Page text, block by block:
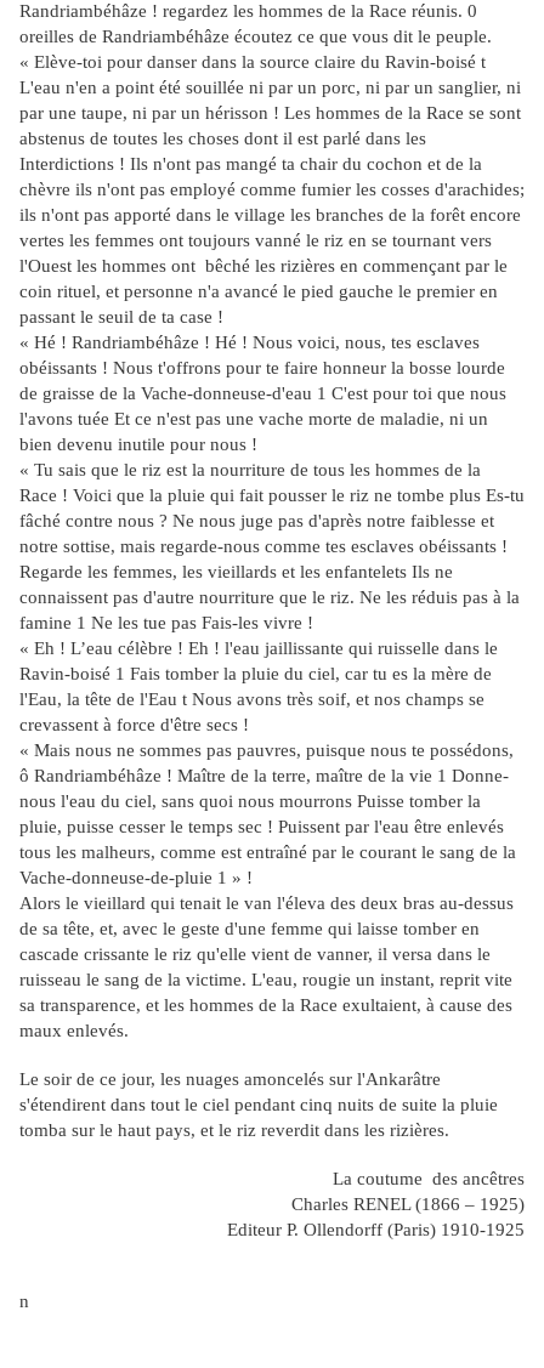
Randriambéhâze ! regardez les hommes de la Race réunis. 0
oreilles de Randriambéhâze écoutez ce que vous dit le peuple.
« Elève-toi pour danser dans la source claire du Ravin-boisé t
L'eau n'en a point été souillée ni par un porc, ni par un sanglier, ni
par une taupe, ni par un hérisson ! Les hommes de la Race se sont
abstenus de toutes les choses dont il est parlé dans les
Interdictions ! Ils n'ont pas mangé ta chair du cochon et de la
chèvre ils n'ont pas employé comme fumier les cosses d'arachides;
ils n'ont pas apporté dans le village les branches de la forêt encore
vertes les femmes ont toujours vanné le riz en se tournant vers
l'Ouest les hommes ont bêché les rizières en commençant par le
coin rituel, et personne n'a avancé le pied gauche le premier en
passant le seuil de ta case !
« Hé ! Randriambéhâze ! Hé ! Nous voici, nous, tes esclaves
obéissants ! Nous t'offrons pour te faire honneur la bosse lourde
de graisse de la Vache-donneuse-d'eau 1 C'est pour toi que nous
l'avons tuée Et ce n'est pas une vache morte de maladie, ni un
bien devenu inutile pour nous !
« Tu sais que le riz est la nourriture de tous les hommes de la
Race ! Voici que la pluie qui fait pousser le riz ne tombe plus Es-tu
fâché contre nous ? Ne nous juge pas d'après notre faiblesse et
notre sottise, mais regarde-nous comme tes esclaves obéissants !
Regarde les femmes, les vieillards et les enfantelets Ils ne
connaissent pas d'autre nourriture que le riz. Ne les réduis pas à la
famine 1 Ne les tue pas Fais-les vivre !
« Eh ! L’eau célèbre ! Eh ! l'eau jaillissante qui ruisselle dans le
Ravin-boisé 1 Fais tomber la pluie du ciel, car tu es la mère de
l'Eau, la tête de l'Eau t Nous avons très soif, et nos champs se
crevassent à force d'être secs !
« Mais nous ne sommes pas pauvres, puisque nous te possédons,
ô Randriambéhâze ! Maître de la terre, maître de la vie 1 Donne-
nous l'eau du ciel, sans quoi nous mourrons Puisse tomber la
pluie, puisse cesser le temps sec ! Puissent par l'eau être enlevés
tous les malheurs, comme est entraîné par le courant le sang de la
Vache-donneuse-de-pluie 1 » !
Alors le vieillard qui tenait le van l'éleva des deux bras au-dessus
de sa tête, et, avec le geste d'une femme qui laisse tomber en
cascade crissante le riz qu'elle vient de vanner, il versa dans le
ruisseau le sang de la victime. L'eau, rougie un instant, reprit vite
sa transparence, et les hommes de la Race exultaient, à cause des
maux enlevés.
Le soir de ce jour, les nuages amoncelés sur l'Ankarâtre
s'étendirent dans tout le ciel pendant cinq nuits de suite la pluie
tomba sur le haut pays, et le riz reverdit dans les rizières.
La coutume des ancêtres
Charles RENEL (1866 – 1925)
Editeur P. Ollendorff (Paris) 1910-1925
n